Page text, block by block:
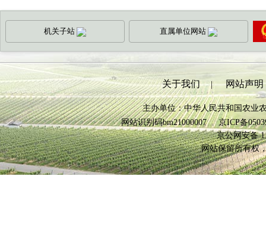
机关子站 直属单位网站
关于我们 | 网站声明
主办单位：中华人民共和国农业
网站识别码bm21000007京ICP备
京公网安备
网站保留所有权